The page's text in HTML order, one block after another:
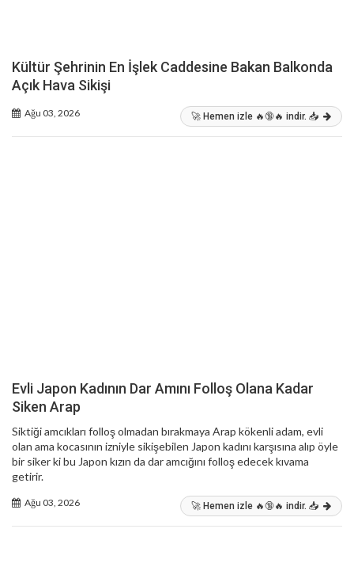
Kültür Şehrinin En İşlek Caddesine Bakan Balkonda
Açık Hava Sikişi
Ağu 03, 2026 🚀 Hemen izle 🔥🔞🔥 indir. 📥
Evli Japon Kadının Dar Amını Folloş Olana Kadar
Siken Arap
Siktiği amcıkları folloş olmadan bırakmaya Arap kökenli adam, evli
olan ama kocasının izniyle sikişebilen Japon kadını karşısına alıp öyle
bir siker ki bu Japon kızın da dar amcığını folloş edecek kıvama
getirir.
Ağu 03, 2026 🚀 Hemen izle 🔥🔞🔥 indir. 📥